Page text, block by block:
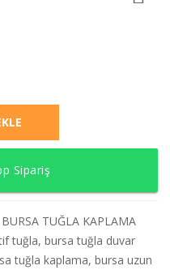
Sipariş
BURSA TUĞLA KAPLAMA
tuğla, bursa tuğla duvar
tuğla kaplama, bursa uzun